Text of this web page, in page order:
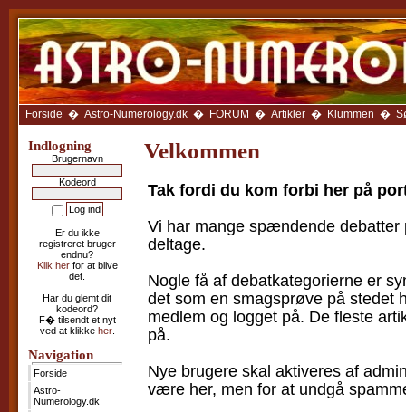
Forside � Astro-Numerology.dk � FORUM � Artikler � Klummen �
Indlogning
Brugernavn
Kodeord
Er du ikke
registreret bruger
endnu?
Klik herfor at blive
det.
Har du glemt dit
kodeord?
F� tilsendt et nyt
ved at klikke her.
Navigation
Forside
Astro-
Numerology.dk
Forside
Astro-
Numerology.dk
FORUM
Ny
Cirkel
Anbefal
Avatar-
galleri
Artikler
Galleriet
LINKS
medlemmer
anbefaler
Kalenderen
Ugehoroskop
Træk
tarotkort
Velkommen
Tak fordi du kom forbi her på
Vi har mange spændende
deltage.
Nogle få af debatkategorierne er
det som en smagsprøve på stedet
medlem og logget på. De fleste
på.
Nye brugere skal aktiveres af
være her, men for at undgå